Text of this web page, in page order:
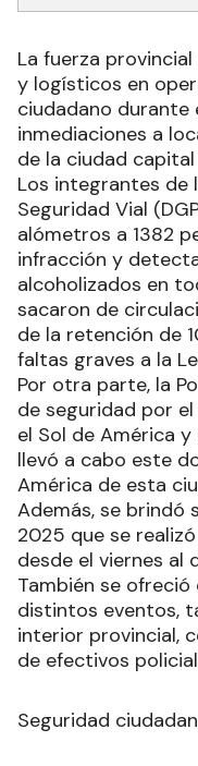
La fuerza
y logísticos en
ciudadano durante
inmediaciones a
de la ciudad
Los integrantes de
Seguridad Vial
alómetros a 1382
infracción y
alcoholizados en
sacaron de
de la retención de
faltas graves a la
Por otra parte, la
de seguridad por
el Sol de América
llevó a cabo este
América de esta
Además, se brindó
2025 que se
desde el viernes al
También se
distintos eventos,
interior provincial,
de efectivos
Seguridad